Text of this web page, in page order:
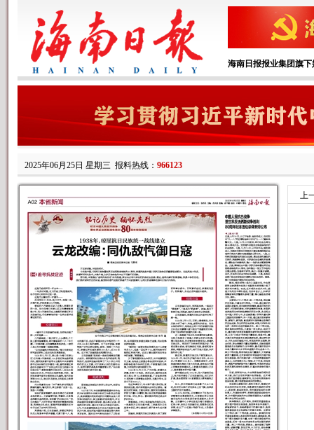
海南日报报业集团旗下
2025年06月25日 星期三 报料热线： 966123
上